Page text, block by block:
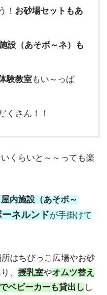
！ お砂場セットもあ
設（あそボ～ネ）も
験教室もい～っぱ
くさん！！
くらいと～～っても楽
屋内施設（あそボ～
ーネルンドが手掛けて
はちびっこ広場やお砂
、 授乳室やオムツ替え
ベビーカーも貸出し し